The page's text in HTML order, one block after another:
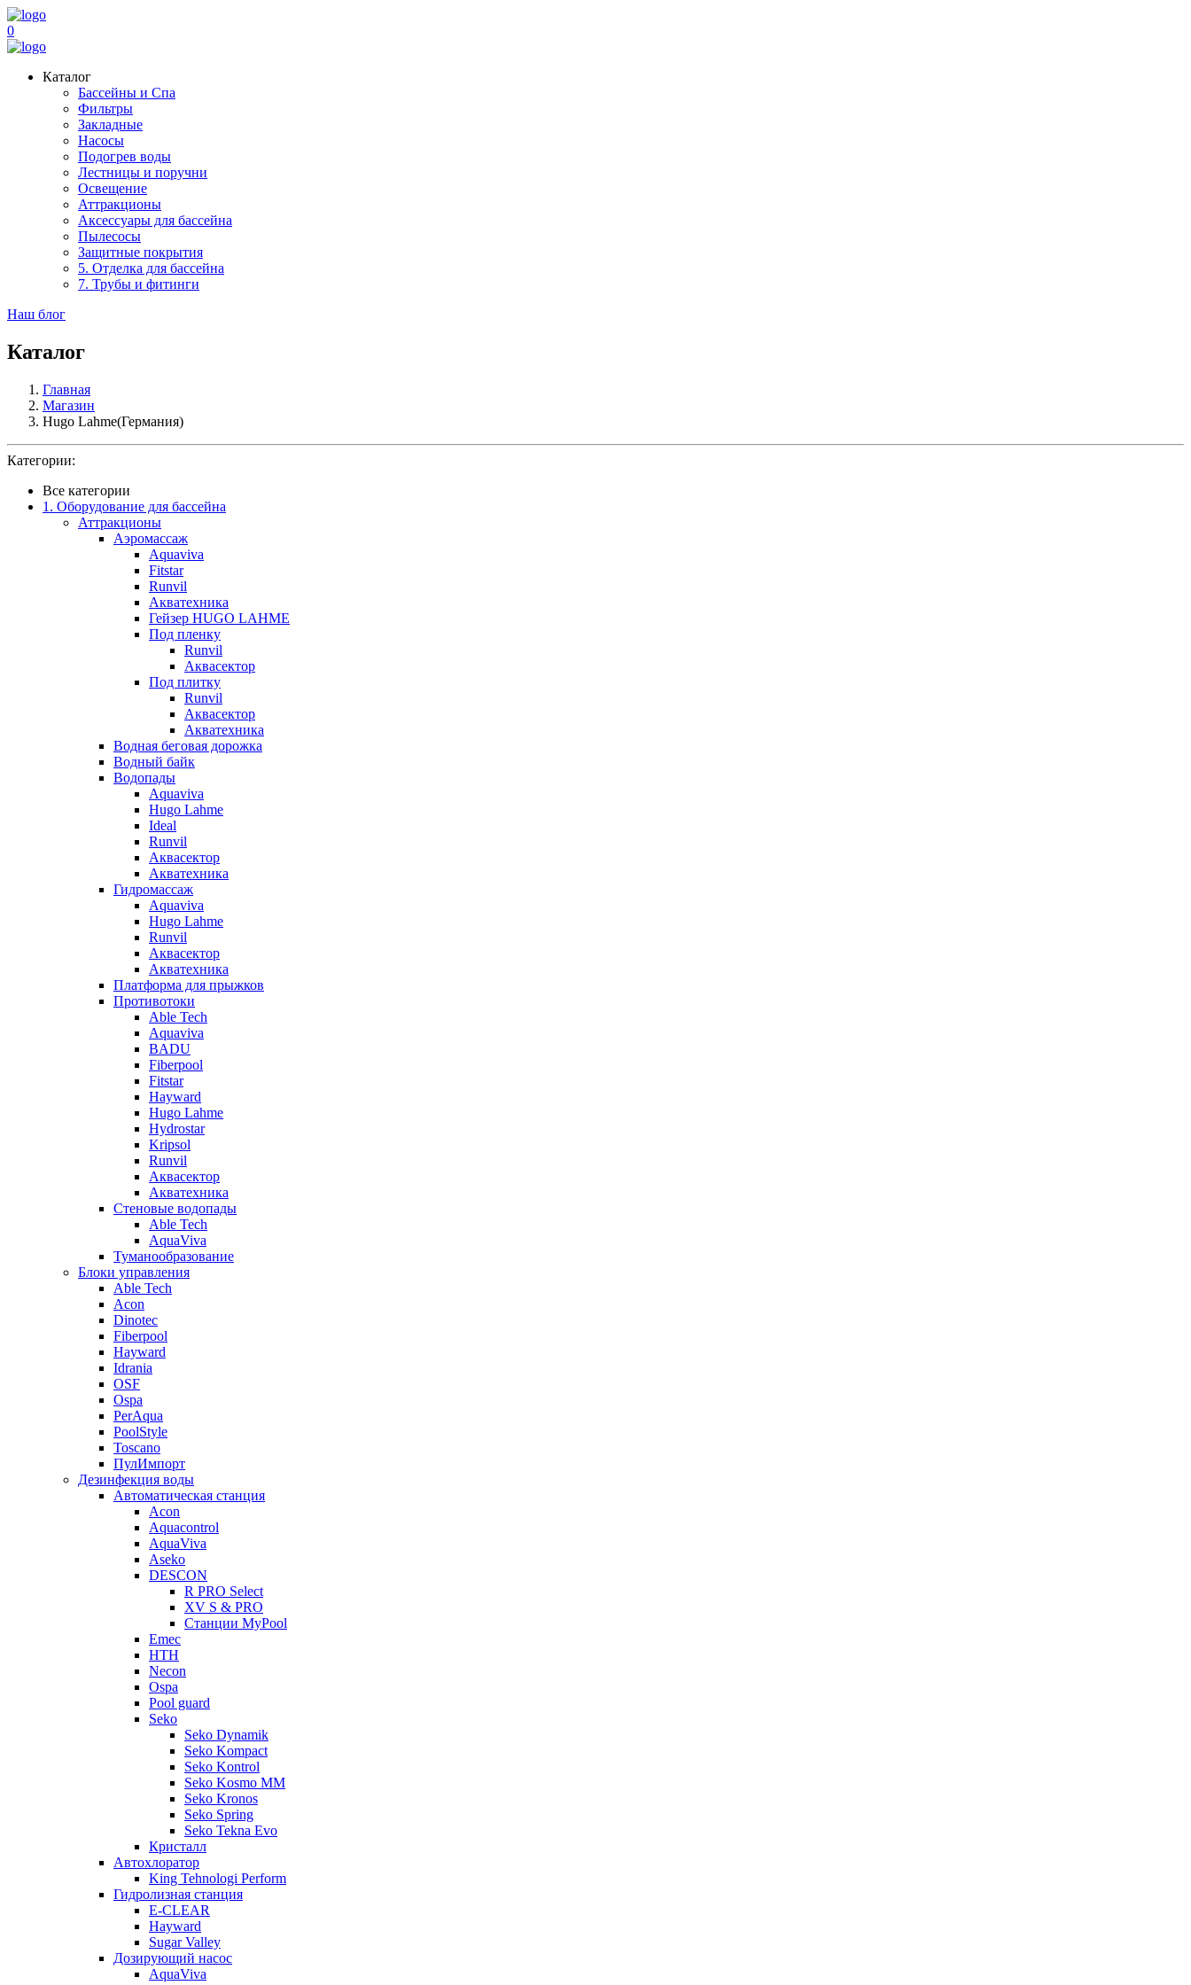
0
Каталог
Бассейны и Спа
Фильтры
Закладные
Насосы
Подогрев воды
Лестницы и поручни
Освещение
Аттракционы
Аксессуары для бассейна
Пылесосы
Защитные покрытия
5. Отделка для бассейна
7. Трубы и фитинги
Наш блог
Каталог
Главная
Магазин
Hugo Lahme(Германия)
Категории:
Все категории
1. Оборудование для бассейна
Аттракционы
Аэромассаж
Aquaviva
Fitstar
Runvil
Акватехника
Гейзер HUGO LAHME
Под пленку
Runvil
Аквасектор
Под плитку
Runvil
Аквасектор
Акватехника
Водная беговая дорожка
Водный байк
Водопады
Aquaviva
Hugo Lahme
Ideal
Runvil
Аквасектор
Акватехника
Гидромассаж
Aquaviva
Hugo Lahme
Runvil
Аквасектор
Акватехника
Платформа для прыжков
Противотоки
Able Tech
Aquaviva
BADU
Fiberpool
Fitstar
Hayward
Hugo Lahme
Hydrostar
Kripsol
Runvil
Аквасектор
Акватехника
Стеновые водопады
Able Tech
AquaViva
Туманообразование
Блоки управления
Able Tech
Acon
Dinotec
Fiberpool
Hayward
Idrania
OSF
Ospa
PerAqua
PoolStyle
Toscano
ПулИмпорт
Дезинфекция воды
Автоматическая станция
Acon
Aquacontrol
AquaViva
Aseko
DESCON
R PRO Select
XV S & PRO
Станции MyPool
Emec
HTH
Necon
Ospa
Pool guard
Seko
Seko Dynamik
Seko Kompact
Seko Kontrol
Seko Kosmo MM
Seko Kronos
Seko Spring
Seko Tekna Evo
Кристалл
Автохлоратор
King Tehnologi Perform
Гидролизная станция
E-CLEAR
Hayward
Sugar Valley
Дозирующий насос
AquaViva